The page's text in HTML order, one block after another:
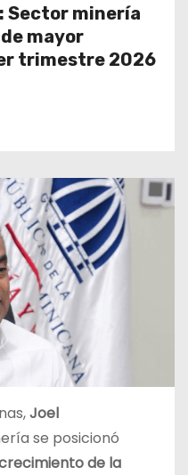
Sector minería
mayor
trimestre 2026
Joel
se posicionó
de la